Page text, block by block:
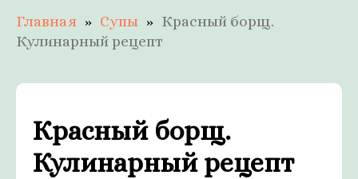
Главная Супы
Красный борщ.
Кулинарный рецепт
Красный борщ.
Кулинарный рецепт